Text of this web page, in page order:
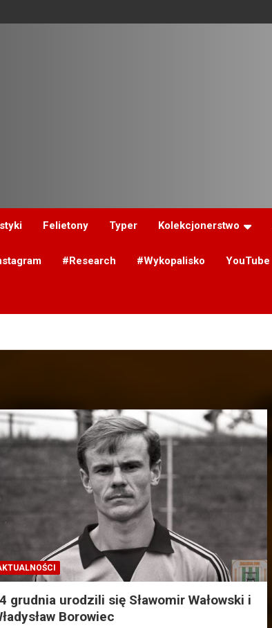
Felietony Typer Kolekcjonerstwo
#Research #Wykopalisko YouTube
grudnia urodzili się Sławomir Wałowski i
Borowiec